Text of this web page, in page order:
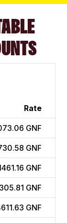
Rate
GNF
GNF
GNF
GNF
GNF